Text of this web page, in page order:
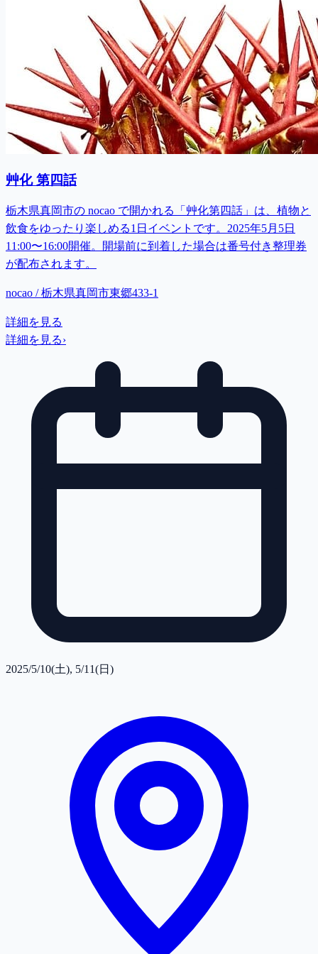
艸化 第四話
栃木県真岡市の nocao で開かれる「艸化第四話」は、植物と
飲食をゆったり楽しめる1日イベントです。2025年5月5日
11:00〜16:00開催。開場前に到着した場合は番号付き整理券
が配布されます。
nocao / 栃木県真岡市東郷433-1
詳細を見る
詳細を見る›
2025/5/10(土), 5/11(日)